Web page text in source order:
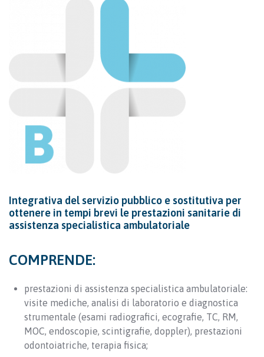
Integrativa del servizio pubblico e sostitutiva per
ottenere in tempi brevi le prestazioni sanitarie di
assistenza specialistica ambulatoriale
COMPRENDE:
prestazioni di assistenza specialistica ambulatoriale:
visite mediche, analisi di laboratorio e diagnostica
strumentale (esami radiografici, ecografie, TC, RM,
MOC, endoscopie, scintigrafie, doppler), prestazioni
odontoiatriche, terapia fisica;